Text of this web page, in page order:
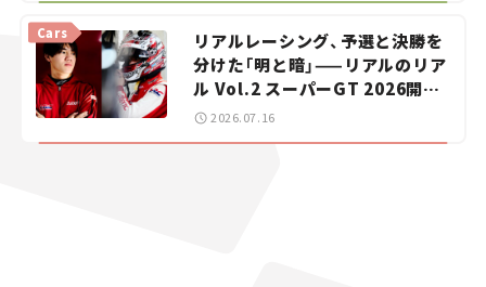
リアルレーシング、予選と決勝を
分けた「明と暗」——リアルのリア
ル Vol.2 スーパーGT 2026開幕
戦 岡山国際サーキット
Cars
2026.07.16